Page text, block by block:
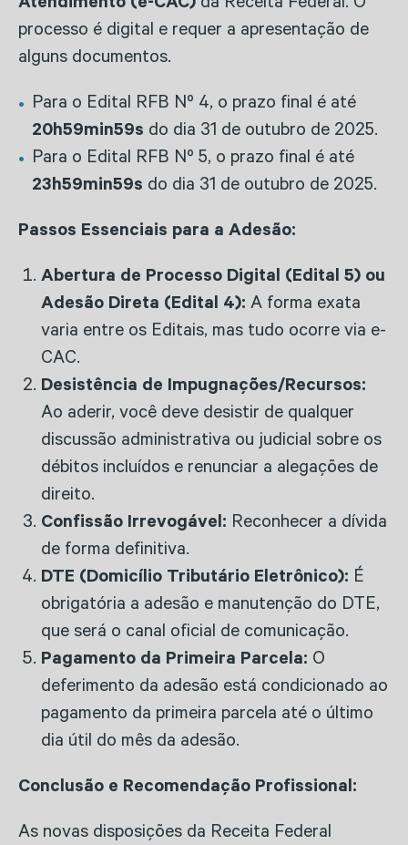
Atendimento (e-CAC) da Receita Federal. O
processo é digital e requer a apresentação de
alguns documentos.
Para o Edital RFB Nº 4, o prazo final é até
20h59min59s do dia 31 de outubro de 2025.
Para o Edital RFB Nº 5, o prazo final é até
23h59min59s do dia 31 de outubro de 2025.
Passos Essenciais para a Adesão:
Abertura de Processo Digital (Edital 5) ou
Adesão Direta (Edital 4): A forma exata
varia entre os Editais, mas tudo ocorre via e-
CAC.
Desistência de Impugnações/Recursos:
Ao aderir, você deve desistir de qualquer
discussão administrativa ou judicial sobre os
débitos incluídos e renunciar a alegações de
direito.
Confissão Irrevogável: Reconhecer a dívida
de forma definitiva.
DTE (Domicílio Tributário Eletrônico): É
obrigatória a adesão e manutenção do DTE,
que será o canal oficial de comunicação.
Pagamento da Primeira Parcela: O
deferimento da adesão está condicionado ao
pagamento da primeira parcela até o último
dia útil do mês da adesão.
Conclusão e Recomendação Profissional:
As novas disposições da Receita Federal